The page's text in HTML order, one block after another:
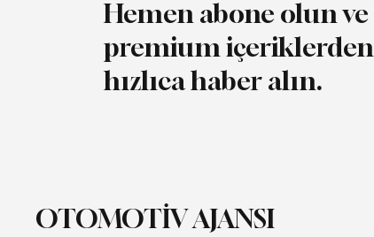
Hemen abone olun ve
premium içeriklerden
hızlıca haber alın.
OTOMOTİV AJANSI